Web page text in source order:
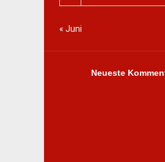
« Juni
Neueste